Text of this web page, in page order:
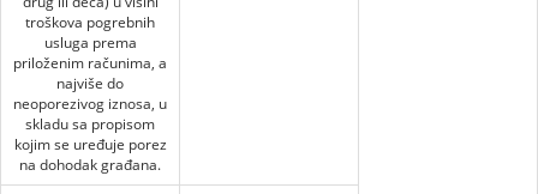
troškova pogrebnih
usluga prema
priloženim računima, a
najviše do
neoporezivog iznosa, u
skladu sa propisom
kojim se uređuje porez
na dohodak građana.